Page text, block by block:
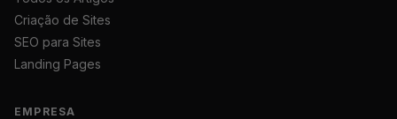
Criação de Sites
SEO para Sites
Landing Pages
EMPRESA